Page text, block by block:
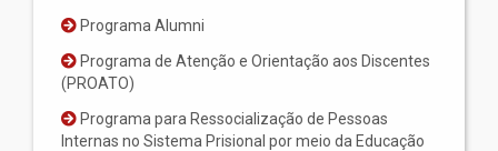
Programa Alumni
Programa de Atenção e Orientação aos Discentes
(PROATO)
Programa para Ressocialização de Pessoas
Internas no Sistema Prisional por meio da Educação